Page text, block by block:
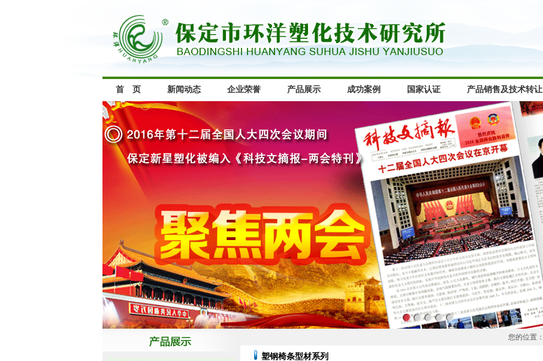
首 页 新闻动态 企业荣誉 产品展示 成功案例 国家认证 产品销售及技术转让
您的位置：
塑钢椅条型材系列